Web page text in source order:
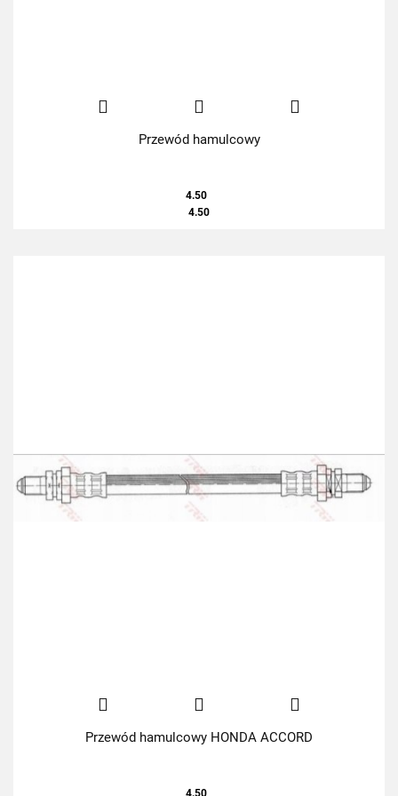
Przewód hamulcowy
4.50
4.50
Przewód hamulcowy HONDA ACCORD
4.50